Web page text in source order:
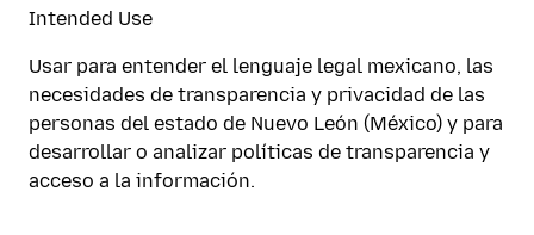
Intended Use
Usar para entender el lenguaje legal mexicano, las
necesidades de transparencia y privacidad de las
personas del estado de Nuevo León (México) y para
desarrollar o analizar políticas de transparencia y
acceso a la información.